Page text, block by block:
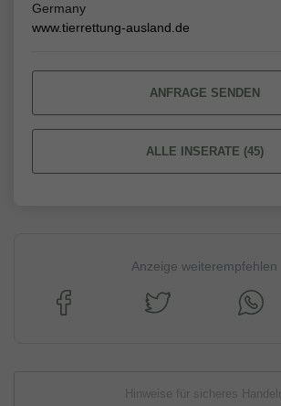
Germany
www.tierrettung-ausland.de
ANFRAGE SENDEN
ALLE INSERATE (45)
Anzeige weiterempfehlen
Hinweise für sicheres Handeln